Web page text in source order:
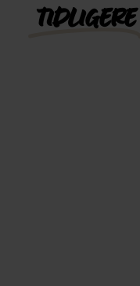
TIDLIGERE